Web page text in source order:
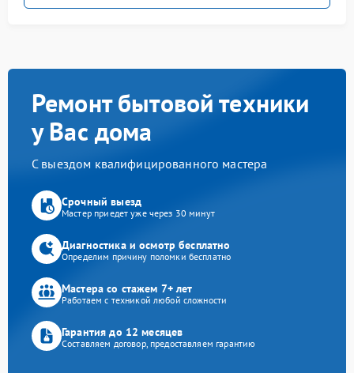
Ремонт бытовой техники
у Вас дома
С выездом квалифицированного мастера
Срочный выезд
Мастер приедет уже через 30 минут
Диагностика и осмотр бесплатно
Определим причину поломки бесплатно
Мастера со стажем 7+ лет
Работаем с техникой любой сложности
Гарантия до 12 месяцев
Составляем договор, предоставляем гарантию